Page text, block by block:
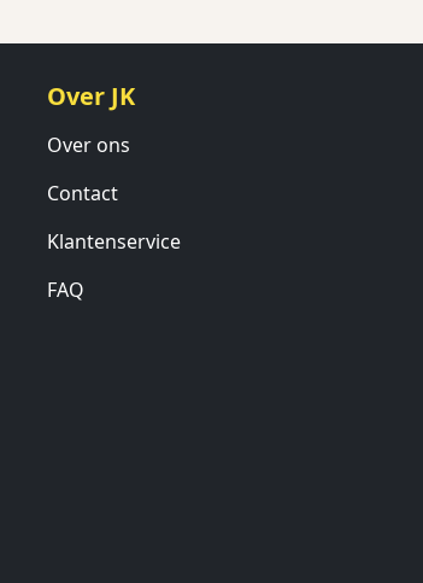
Over JK
Over ons
Contact
Klantenservice
FAQ